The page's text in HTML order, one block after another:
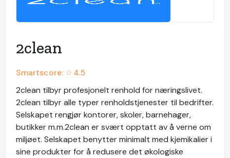
2clean
Smartscore: ☆4.5
2clean tilbyr profesjonelt renhold for næringslivet.
2clean tilbyr alle typer renholdstjenester til bedrifter.
Selskapet rengjør kontorer, skoler, barnehager,
butikker m.m.2clean er svært opptatt av å verne om
miljøet. Selskapet benytter minimalt med kjemikalier i
sine produkter for å redusere det økologiske